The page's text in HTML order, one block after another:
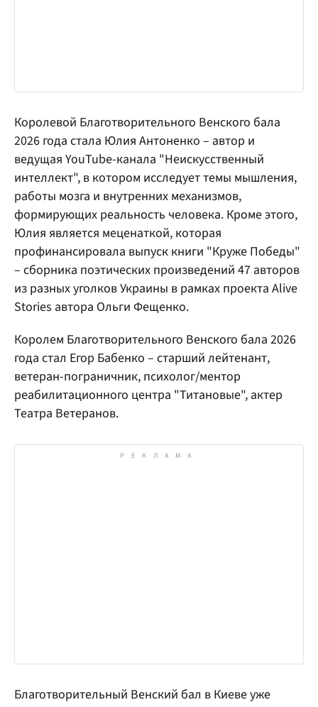
Королевой Благотворительного Венского бала
2026 года стала Юлия Антоненко – автор и
ведущая YouTube-канала "Неискусственный
интеллект", в котором исследует темы мышления,
работы мозга и внутренних механизмов,
формирующих реальность человека. Кроме этого,
Юлия является меценаткой, которая
профинансировала выпуск книги "Круже Победы"
– сборника поэтических произведений 47 авторов
из разных уголков Украины в рамках проекта Alive
Stories автора Ольги Фещенко.
Королем Благотворительного Венского бала 2026
года стал Егор Бабенко – старший лейтенант,
ветеран-пограничник, психолог/ментор
реабилитационного центра "Титановые", актер
Театра Ветеранов.
Благотворительный Венский бал в Киеве уже